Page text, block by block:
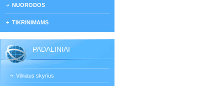
NUORODOS
TIKRINIMAMS
PADALINIAI
Vilniaus skyrius